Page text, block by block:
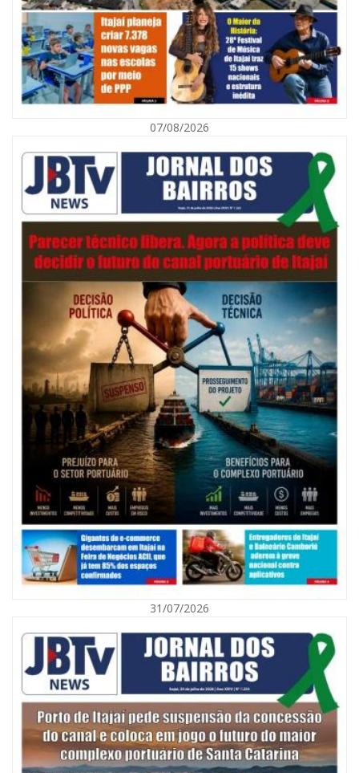
Navegantes celebra 64 anos com shows nacionais de Ferrugem, Banda
Morada e Chiquito & Bordoneio
ITAJAÍ
07/08/2026 | 07:00
Nem toda violência deixa marcas: conheça os sinais de alerta da
BALNEÁRIO CAMBORIÚ
07/08/2026
31/07/2026